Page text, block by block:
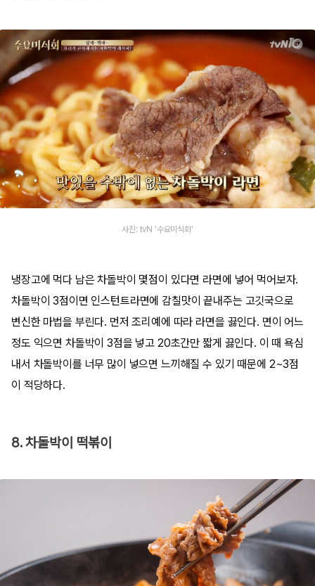
사진: tvN '수요미식회'
냉장고에 먹다 남은 차돌박이 몇점이 있다면 라면에 넣어 먹어보자.
차돌박이 3점이면 인스턴트라면에 감칠맛이 끝내주는 고깃국으로
변신한 마법을 부린다. 먼저 조리예에 따라 라면을 끓인다. 면이 어느
정도 익으면 차돌박이 3점을 넣고 20초간만 짧게 끓인다. 이 때 욕심
내서 차돌박이를 너무 많이 넣으면 느끼해질 수 있기 때문에 2~3점
이 적당하다.
8. 차돌박이 떡볶이